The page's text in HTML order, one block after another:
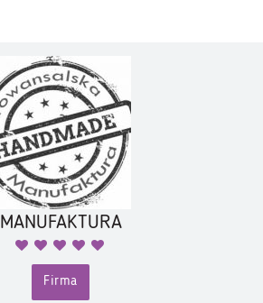
MANUFAKTURA
Firma